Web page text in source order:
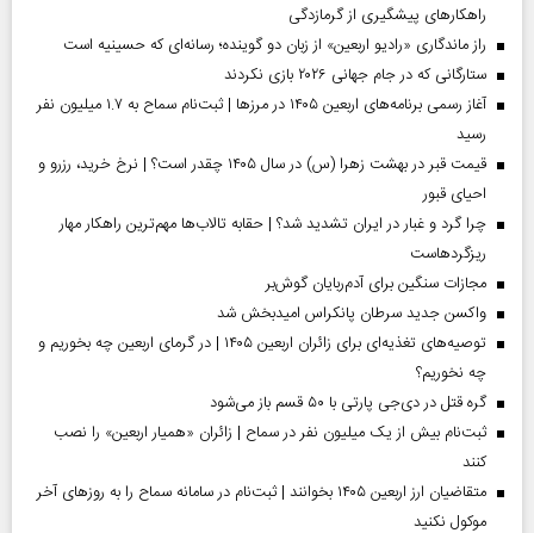
راهکارهای پیشگیری از گرمازدگی
راز ماندگاری «رادیو اربعین» از زبان دو گوینده؛ رسانه‌ای که حسینیه است
ستارگانی که در جام جهانی ۲۰۲۶ بازی نکردند
آغاز رسمی برنامه‌های اربعین ۱۴۰۵ در مرز‌ها | ثبت‌نام سماح به ۱.۷ میلیون نفر
رسید
قیمت قبر در بهشت زهرا (س) در سال ۱۴۰۵ چقدر است؟ | نرخ خرید، رزرو و
احیای قبور
چرا گرد و غبار در ایران تشدید شد؟ | حقابه تالاب‌ها مهم‌ترین راهکار مهار
ریزگردهاست
مجازات سنگین برای آدم‌ربایان گوش‌بر
واکسن جدید سرطان پانکراس امیدبخش شد
توصیه‌های تغذیه‌ای برای زائران اربعین ۱۴۰۵ | در گرمای اربعین چه بخوریم و
چه نخوریم؟
گره قتل در دی‌جی پارتی با ۵۰ قسم باز می‌شود
ثبت‌نام بیش از یک میلیون نفر در سماح | زائران «همیار اربعین» را نصب
کنند
متقاضیان ارز اربعین ۱۴۰۵ بخوانند | ثبت‌نام در سامانه سماح را به روز‌های آخر
موکول نکنید